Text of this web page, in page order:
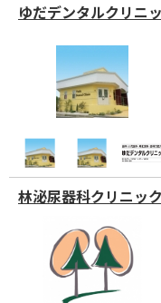
ゆだデンタルクリニ
林泌尿器科クリニック